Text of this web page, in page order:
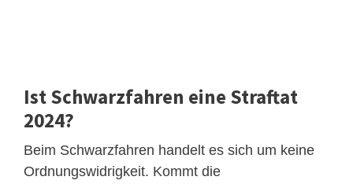
Ist Schwarzfahren eine Straftat
2024?
Beim Schwarzfahren handelt es sich um keine
Ordnungswidrigkeit. Kommt die